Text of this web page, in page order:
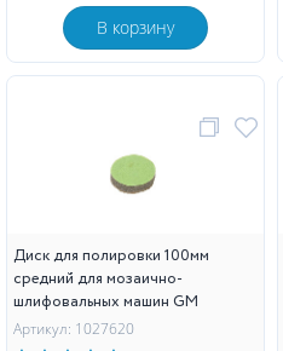
В корзину
Диск для полировки 100мм
средний для мозаично-
шлифовальных машин GM
Артикул: 1027620